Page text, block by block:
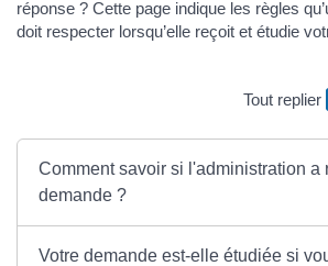
réponse ? Cette page indique les règles
doit respecter lorsqu’elle reçoit et étudie
Tout replier
Comment savoir si l'administration a
demande ?
Votre demande est-elle étudiée si